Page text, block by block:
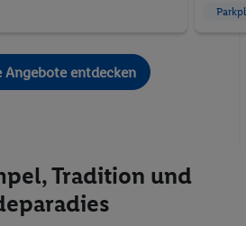
Angebote entdecken
Tradition und